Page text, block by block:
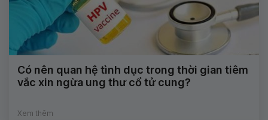
Có nên quan hệ tình dục trong thời gian tiêm
vắc xin ngừa ung thư cổ tử cung?
Xem thêm